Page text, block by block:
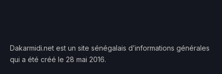
Dakarmidi.net est un site sénégalais d’informations générales
qui a été créé le 28 mai 2016.